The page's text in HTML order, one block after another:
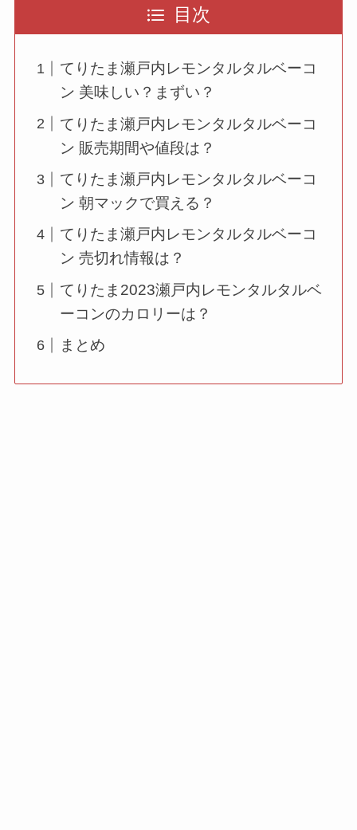
目次
てりたま瀬戸内レモンタルタルベーコ
ン 美味しい？まずい？
てりたま瀬戸内レモンタルタルベーコ
ン 販売期間や値段は？
てりたま瀬戸内レモンタルタルベーコ
ン 朝マックで買える？
てりたま瀬戸内レモンタルタルベーコ
ン 売切れ情報は？
てりたま2023瀬戸内レモンタルタルベ
ーコンのカロリーは？
まとめ